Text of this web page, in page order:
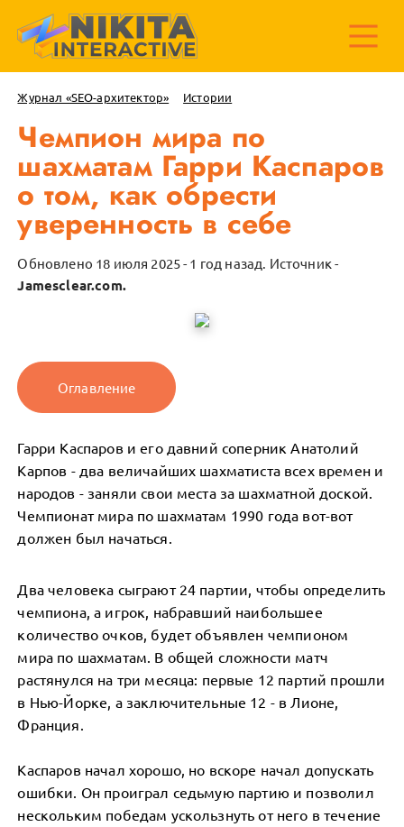
Журнал «SEO-архитектор» Истории
Чемпион мира по
шахматам Гарри Каспаров
о том, как обрести
уверенность в себе
Обновлено 18 июля 2025 - 1 год назад. Источник -
Jamesclear.com.
Оглавление
Гарри Каспаров и его давний соперник Анатолий
Карпов - два величайших шахматиста всех времен и
народов - заняли свои места за шахматной доской.
Чемпионат мира по шахматам 1990 года вот-вот
должен был начаться.
Два человека сыграют 24 партии, чтобы определить
чемпиона, а игрок, набравший наибольшее
количество очков, будет объявлен чемпионом
мира по шахматам. В общей сложности матч
растянулся на три месяца: первые 12 партий прошли
в Нью-Йорке, а заключительные 12 - в Лионе,
Франция.
Каспаров начал хорошо, но вскоре начал допускать
ошибки. Он проиграл седьмую партию и позволил
нескольким победам ускользнуть от него в течение